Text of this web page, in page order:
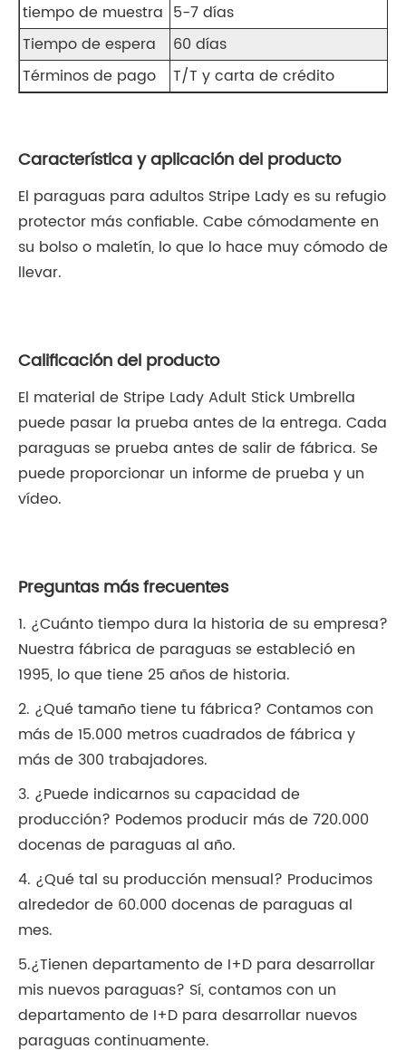
tiempo de muestra 5-7 días
Tiempo de espera
60 días
Términos de pago
T/T y carta de crédito
Característica y aplicación del producto
El paraguas para adultos Stripe Lady es su refugio
protector más confiable. Cabe cómodamente en
su bolso o maletín, lo que lo hace muy cómodo de
llevar.
Calificación del producto
El material de Stripe Lady Adult Stick Umbrella
puede pasar la prueba antes de la entrega. Cada
paraguas se prueba antes de salir de fábrica. Se
puede proporcionar un informe de prueba y un
vídeo.
Preguntas más frecuentes
1. ¿Cuánto tiempo dura la historia de su empresa?
Nuestra fábrica de paraguas se estableció en
1995, lo que tiene 25 años de historia.
2. ¿Qué tamaño tiene tu fábrica? Contamos con
más de 15.000 metros cuadrados de fábrica y
más de 300 trabajadores.
3. ¿Puede indicarnos su capacidad de
producción? Podemos producir más de 720.000
docenas de paraguas al año.
4. ¿Qué tal su producción mensual? Producimos
alrededor de 60.000 docenas de paraguas al
mes.
5.¿Tienen departamento de I+D para desarrollar
mis nuevos paraguas? Sí, contamos con un
departamento de I+D para desarrollar nuevos
paraguas continuamente.